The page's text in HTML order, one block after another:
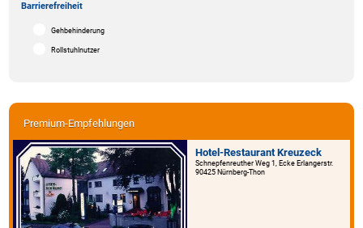
Premium-Empfehlungen
Hotel-Restaurant Kreuzeck
Schnepfenreuther Weg 1, Ecke Erlangerstr.
90425 Nürnberg-Thon
Barrierefreiheit
Gehbehinderung
Rollstuhlnutzer